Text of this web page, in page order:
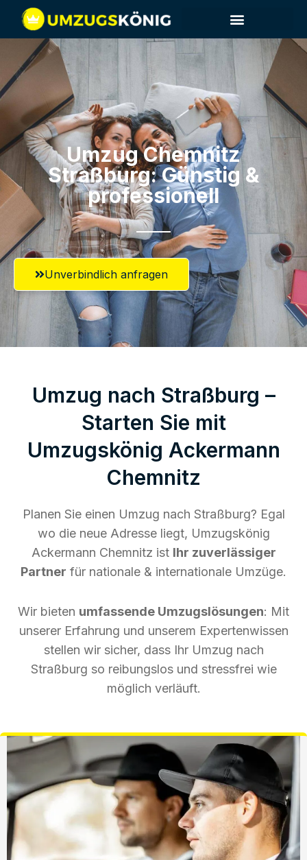
Umzug Chemnitz​
Straßburg: Günstig &
professionell​
Unverbindlich anfragen
Umzug nach Straßburg –
Starten Sie mit
Umzugskönig Ackermann
Chemnitz
Planen Sie einen Umzug nach Straßburg? Egal
wo die neue Adresse liegt, Umzugskönig
Ackermann Chemnitz ist Ihr zuverlässiger
Partner für nationale & internationale Umzüge.
Wir bieten umfassende Umzugslösungen: Mit
unserer Erfahrung und unserem Expertenwissen
stellen wir sicher, dass Ihr Umzug nach
Straßburg so reibungslos und stressfrei wie
möglich verläuft.